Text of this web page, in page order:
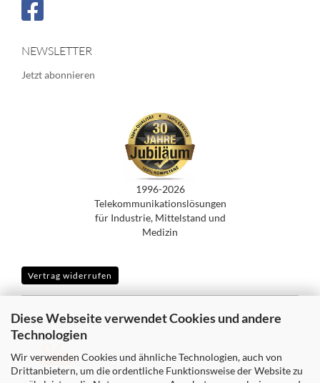
Diese Webseite verwendet Cookies und andere
Technologien
Wir verwenden Cookies und ähnliche Technologien, auch von
Drittanbietern, um die ordentliche Funktionsweise der Website zu
NEWSLETTER
Jetzt abonnieren
1996-2026
Telekommunikationslösungen
für Industrie, Mittelstand und
Medizin
Vertrag widerrufen
SICHER EINKAUFEN MIT